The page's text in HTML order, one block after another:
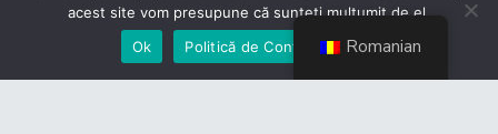
Romanian
acest site vom presupune că sunteți mulțumit de el.
Ok
Politică de Confidențialiate